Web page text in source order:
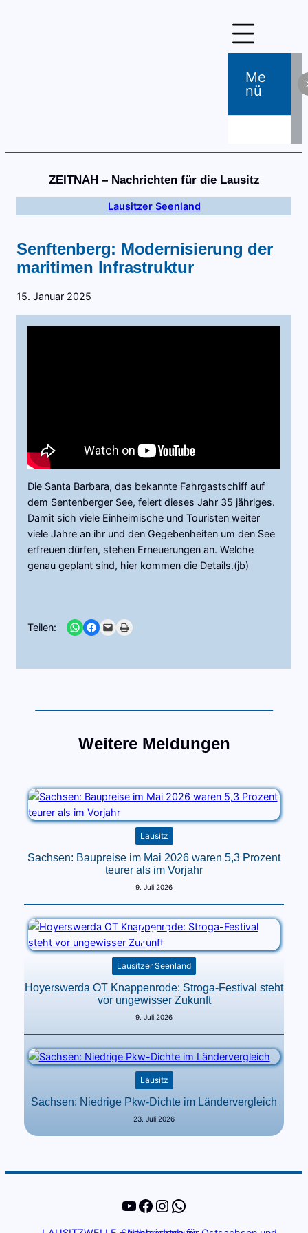
Me
Nü
ZEITNAH – Nachrichten für die Lausitz
Lausitzer Seenland
Senftenberg: Modernisierung der
maritimen Infrastruktur
15. Januar 2025
Die Santa Barbara, das bekannte Fahrgastschiff auf
dem Sentenberger See, feiert dieses Jahr 35 jähriges.
Damit sich viele Einheimische und Touristen weiter
viele Jahre an ihr und den Gegebenheiten um den See
erfreuen dürfen, stehen Erneuerungen an. Welche
genau geplant sind, hier kommen die Details.(jb)
Teilen: Share on WhatsApp
Share on Facebook
Email this PagePrint this Page
Weitere Meldungen
Lausitz
Sachsen: Baupreise im Mai 2026 waren 5,3 Prozent
teurer als im Vorjahr
9. Juli 2026
Lausitzer Seenland
Hoyerswerda OT Knappenrode: Stroga-Festival steht
vor ungewisser Zukunft
9. Juli 2026
Lausitz
Sachsen: Niedrige Pkw-Dichte im Ländervergleich
23. Juli 2026
YouTube
Facebook
Instagram
WhatsApp